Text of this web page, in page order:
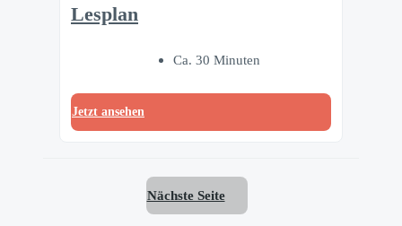
Lesplan
Ca. 30 Minuten
Jetzt ansehen
Nächste Seite